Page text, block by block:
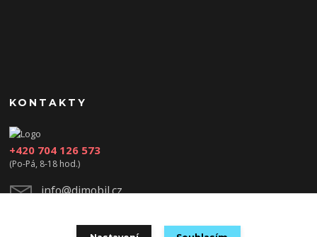
KONTAKTY
+420 704 126 573
(Po-Pá, 8-18 hod.)
info@djmobil.cz